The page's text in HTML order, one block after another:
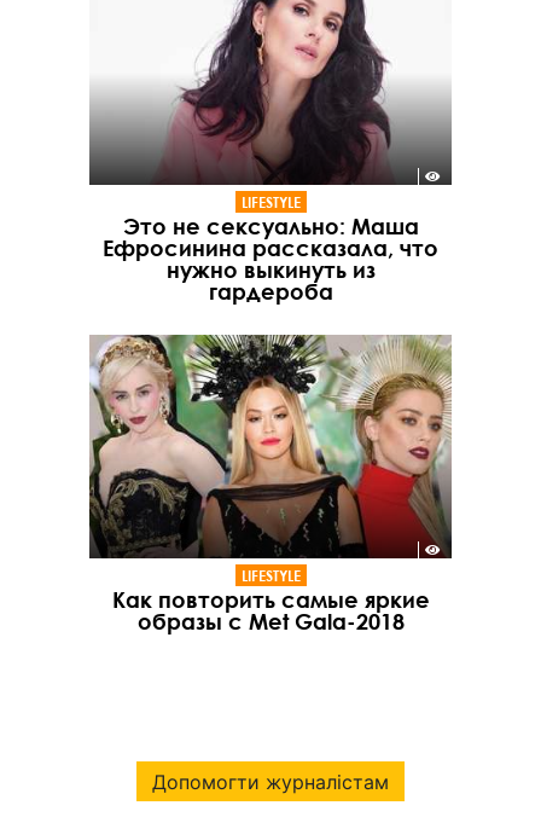
LIFESTYLE
Это не сексуально: Маша
Ефросинина рассказала, что
нужно выкинуть из
гардероба
LIFESTYLE
Как повторить самые яркие
образы с Met Gala-2018
Допомогти журналістам